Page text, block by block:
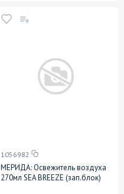
1056982
МЕРИДА: Освежитель воздуха
270мл SEA BREEZE (зап.блок)